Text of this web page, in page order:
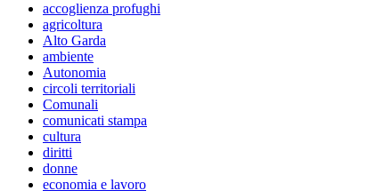
accoglienza profughi
agricoltura
Alto Garda
ambiente
Autonomia
circoli territoriali
Comunali
comunicati stampa
cultura
diritti
donne
economia e lavoro